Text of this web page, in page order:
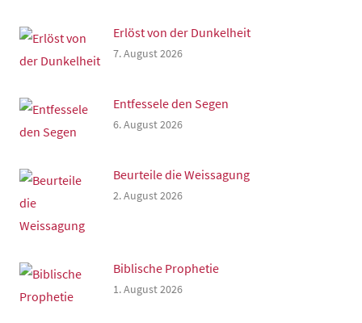
Erlöst von der Dunkelheit
7. August 2026
Entfessele den Segen
6. August 2026
Beurteile die Weissagung
2. August 2026
Biblische Prophetie
1. August 2026